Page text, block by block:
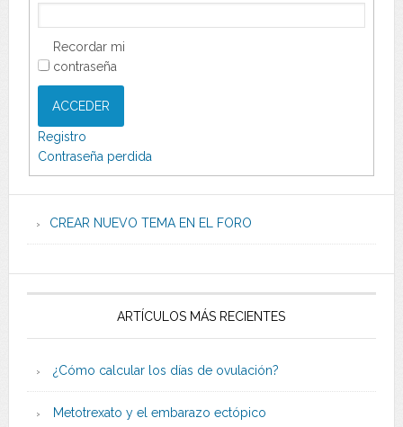
Recordar mi
contraseña
ACCEDER
Registro
Contraseña perdida
CREAR NUEVO TEMA EN EL FORO
ARTÍCULOS MÁS RECIENTES
¿Cómo calcular los días de ovulación?
Metotrexato y el embarazo ectópico